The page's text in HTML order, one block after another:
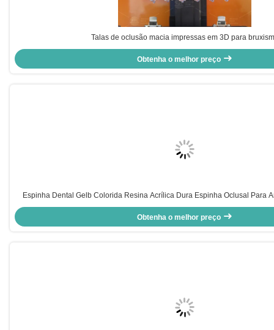
Talas de oclusão macia impressas em 3D para
Obtenha o melhor preço
Espinha Dental Gelb Colorida Resina Acrílica Dura Espinha Oclusal Para
Noite
Obtenha o melhor preço